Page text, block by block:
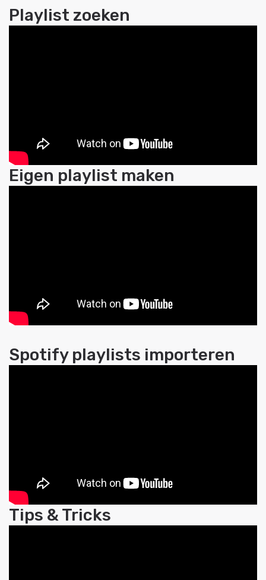
Playlist zoeken
Eigen playlist maken
Spotify playlists importeren
Tips & Tricks